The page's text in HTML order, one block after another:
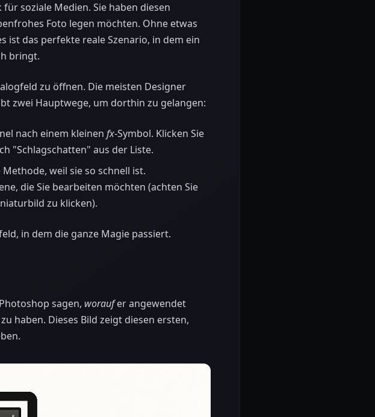
soziale Medien. Sie haben diesen
Foto legen möchten. Ohne etwas
ist das perfekte reale Szenario, in dem ein
bringt.
zu öffnen. Die meisten Designer
zwei Hauptwege, um dorthin zu gelangen:
nach einem kleinen fx-Symbol. Klicken Sie
"Schlagschatten" aus der Liste.
weil sie so schnell ist.
die Sie bearbeiten möchten (achten Sie
zu klicken).
in dem die ganze Magie passiert.
sagen, woraufer angewendet
haben. Dieses Bild zeigt diesen ersten,